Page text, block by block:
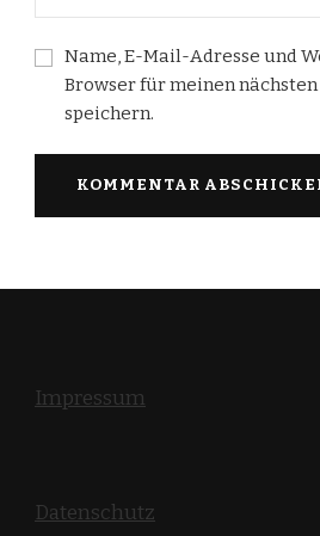
Name, E-Mail-Adresse und
Browser für meinen
speichern.
Impressum
Datenschutz